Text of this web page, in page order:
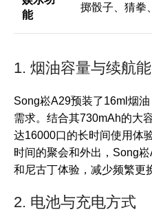
能
掷骰子、猜拳
1. 烟油容量与续航
Song崧A29预装了16ml烟
需求。结合其730mAh的大
达16000口的长时间使用体
时间的聚会和外出，Song
和尼古丁体验，减少频繁更
2. 电池与充电方式